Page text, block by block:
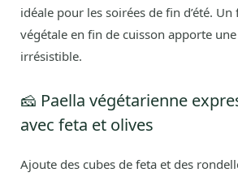
idéale pour les soirées de fin d’été.
végétale en fin de cuisson apporte
irrésistible.
🧀 Paella végétarienne
avec feta et olives
Ajoute des cubes de feta et des